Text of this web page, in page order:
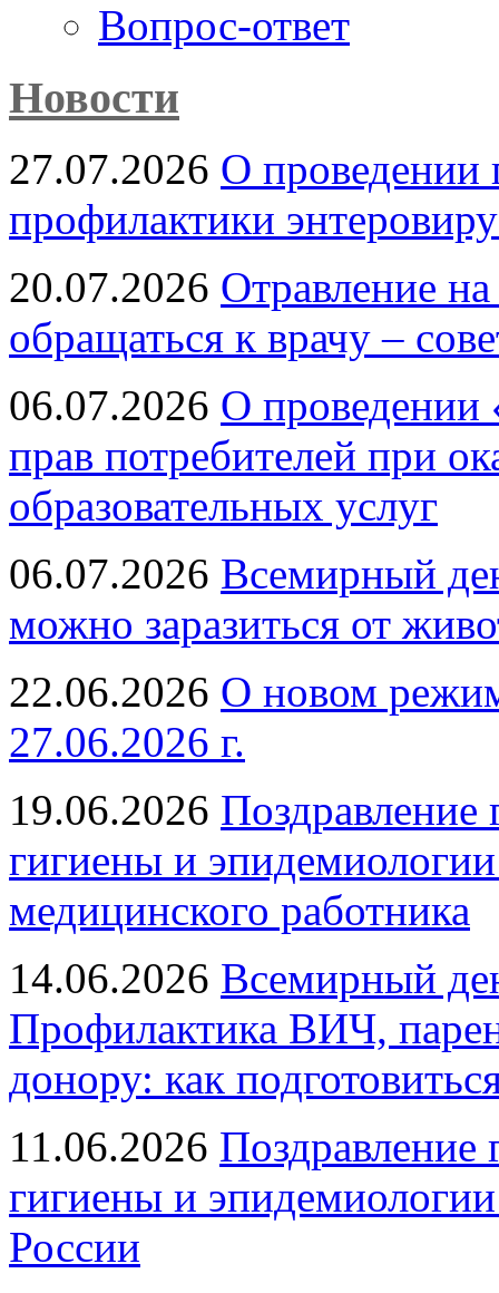
Вопрос-ответ
Новости
27.07.2026 О проведении
профилактики
20.07.2026 Отравление
обращаться к врачу –
06.07.2026 О проведении
прав потребителей при
образовательных услуг
06.07.2026 Всемирный
можно заразиться от
22.06.2026 О новом
27.06.2026 г.
19.06.2026 Поздравление
гигиены и
медицинского работника
14.06.2026 Всемирный
Профилактика ВИЧ,
донору: как
11.06.2026 Поздравление
гигиены и
России